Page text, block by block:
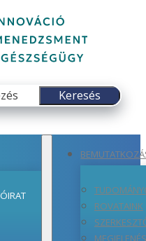
Keresés
ROVATAINK